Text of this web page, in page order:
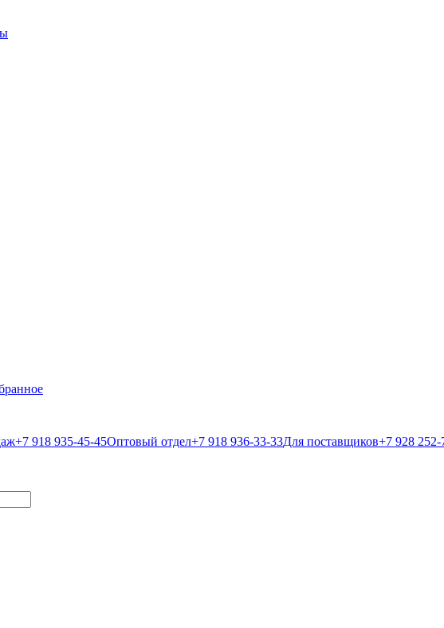
+7 918 935-45-45Оптовый отдел+7 918 936-33-33Для поставщиков+7 928 252-